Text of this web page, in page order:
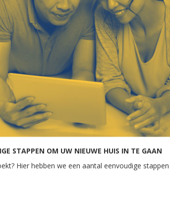
STAPPEN OM UW NIEUWE HUIS IN TE GAAN
Hier hebben we een aantal eenvoudige